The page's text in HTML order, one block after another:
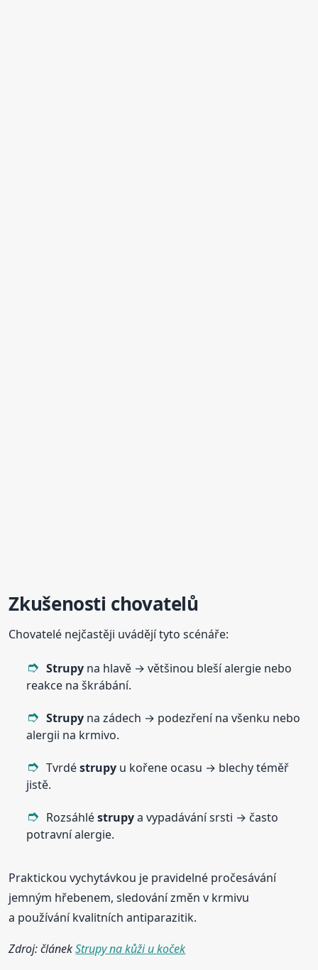
Zkušenosti chovatelů
Chovatelé nejčastěji uvádějí tyto scénáře:
Strupy na hlavě → většinou bleší alergie nebo
reakce na škrábání.
Strupy na zádech → podezření na všenku nebo
alergii na krmivo.
Tvrdéstrupy u kořene ocasu → blechy téměř
jistě.
Rozsáhléstrupya vypadávání srsti → často
potravní alergie.
Praktickou vychytávkou je pravidelné pročesávání
jemným hřebenem, sledování změn v krmivu
a používání kvalitních antiparazitik.
Zdroj: článekStrupy na kůži u koček